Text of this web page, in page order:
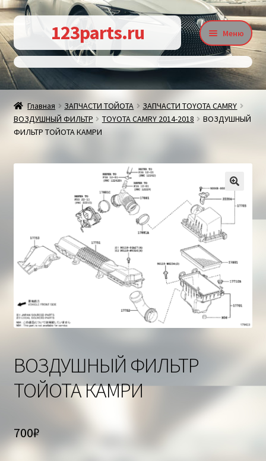
Перейти
к
навигации
Перейти
к
содержимому
123parts.ru Меню
Контакты
Статьи
Доставка и оплата
Корзина
Главная ЗАПЧАСТИ ТОЙОТА
ЗАПЧАСТИ TOYOTA CAMRY
ВОЗДУШНЫЙ ФИЛЬТР
TOYOTA CAMRY 2014-2018
ВОЗДУШНЫЙ
ФИЛЬТР ТОЙОТА КАМРИ
🔍
ВОЗДУШНЫЙ ФИЛЬТР
ТОЙОТА КАМРИ
700₽